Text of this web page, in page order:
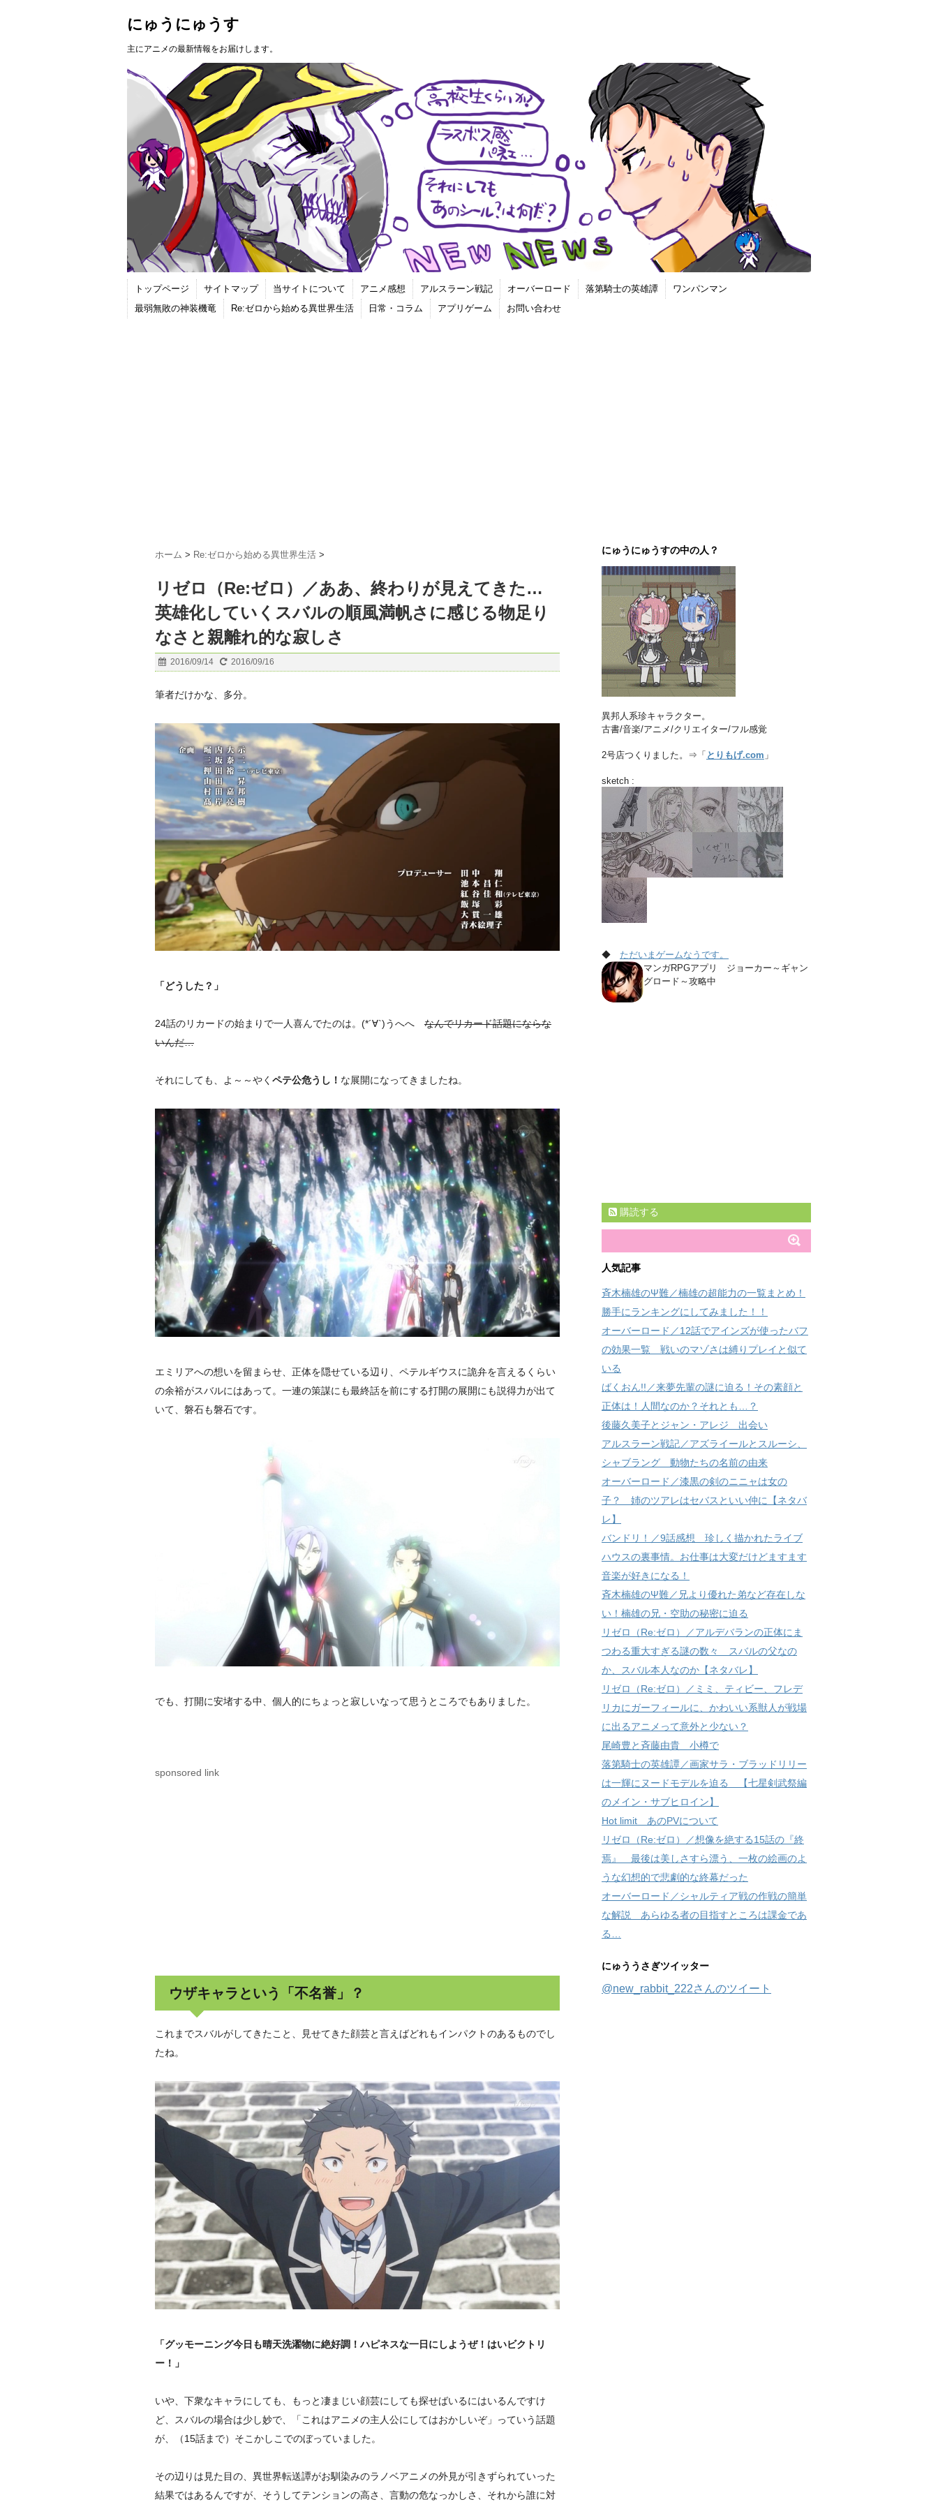
にゅうにゅうす
主にアニメの最新情報をお届けします。
トップページ サイトマップ 当サイトについて アニメ感想 アルスラーン戦記 オーバーロード 落第騎士の英雄譚
ワンパンマン
最弱無敗の神装機竜
Re:ゼロから始める異世界生活 日常・コラム アプリゲーム お問い合わせ
ホーム > Re:ゼロから始める異世界生活 >
リゼロ（Re:ゼロ）／ああ、終わりが見えてきた…
英雄化していくスバルの順風満帆さに感じる物足り
なさと親離れ的な寂しさ
2016/09/14 2016/09/16
筆者だけかな、多分。
「どうした？」
24話のリカードの始まりで一人喜んでたのは。(*´∀`)うへへ なんでリカード話題にならな
いんだ…
それにしても、よ～～やく ペテ公危うし！ な展開になってきましたね。
エミリアへの想いを留まらせ、正体を隠せている辺り、ペテルギウスに詭弁を言えるくらい
の余裕がスバルにはあって。一連の策謀にも最終話を前にする打開の展開にも説得力が出て
いて、磐石も磐石です。
でも、打開に安堵する中、個人的にちょっと寂しいなって思うところでもありました。
sponsored link
ウザキャラという「不名誉」？
これまでスバルがしてきたこと、見せてきた顔芸と言えばどれもインパクトのあるものでし
たね。
「グッモーニング今日も晴天洗濯物に絶好調！ハピネスな一日にしようぜ！はいビクトリ
ー！」
いや、下衆なキャラにしても、もっと凄まじい顔芸にしても探せばいるにはいるんですけ
ど、スバルの場合は少し妙で、「これはアニメの主人公にしてはおかしいぞ」っていう話題
が、（15話まで）そこかしこでのぼっていました。
その辺りは見た目の、異世界転送譚がお馴染みのラノベアニメの外見が引きずられていった
結果ではあるんですが、そうしてテンションの高さ、言動の危なっかしさ、それから誰に対
にゅうにゅうすの中の人？
異邦人系珍キャラクター。
古書/音楽/アニメ/クリエイター/フル感覚
2号店つくりました。⇒「 とりもげ.com 」
sketch :
◆ ただいまゲームなうです。
マンガRPGアプリ ジョーカー～ギャン
グロード～攻略中
購読する
人気記事
斉木楠雄のΨ難／楠雄の超能力の一覧まとめ！
勝手にランキングにしてみました！！
オーバーロード／12話でアインズが使ったバフ
の効果一覧 戦いのマゾさは縛りプレイと似て
いる
ばくおん!!／来夢先輩の謎に迫る！その素顔と
正体は！人間なのか？それとも…？
後藤久美子とジャン・アレジ 出会い
アルスラーン戦記／アズライールとスルーシ、
シャブラング 動物たちの名前の由来
オーバーロード／漆黒の剣のニニャは女の
子？ 姉のツアレはセバスといい仲に【ネタバ
レ】
バンドリ！／9話感想 珍しく描かれたライブ
ハウスの裏事情。お仕事は大変だけどますます
音楽が好きになる！
斉木楠雄のΨ難／兄より優れた弟など存在しな
い！楠雄の兄・空助の秘密に迫る
リゼロ（Re:ゼロ）／アルデバランの正体にま
つわる重大すぎる謎の数々 スバルの父なの
か、スバル本人なのか【ネタバレ】
リゼロ（Re:ゼロ）／ミミ、ティビー、フレデ
リカにガーフィールに、かわいい系獣人が戦場
に出るアニメって意外と少ない？
尾崎豊と斉藤由貴 小樽で
落第騎士の英雄譚／画家サラ・ブラッドリリー
は一輝にヌードモデルを迫る 【七星剣武祭編
のメイン・サブヒロイン】
Hot limit あのPVについて
リゼロ（Re:ゼロ）／想像を絶する15話の『終
焉』 最後は美しさすら漂う、一枚の絵画のよ
うな幻想的で悲劇的な終幕だった
オーバーロード／シャルティア戦の作戦の簡単
な解説 あらゆる者の目指すところは課金であ
る…
にゅううさぎツイッター
@new_rabbit_222さんのツイート